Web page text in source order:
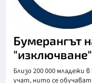
Бумерангът
"изключване"
Близо 200 000 младежи
учат, нито се